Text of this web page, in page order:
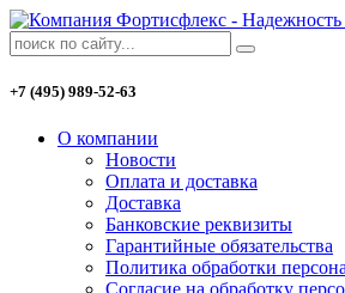
+7 (495) 989-52-63
О компании
Новости
Оплата и доставка
Доставка
Банковские реквизиты
Гарантийные обязательства
Политика обработки